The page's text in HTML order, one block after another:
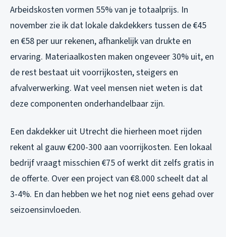
Arbeidskosten vormen 55% van je totaalprijs. In
november zie ik dat lokale dakdekkers tussen de €45
en €58 per uur rekenen, afhankelijk van drukte en
ervaring. Materiaalkosten maken ongeveer 30% uit, en
de rest bestaat uit voorrijkosten, steigers en
afvalverwerking. Wat veel mensen niet weten is dat
deze componenten onderhandelbaar zijn.
Een dakdekker uit Utrecht die hierheen moet rijden
rekent al gauw €200-300 aan voorrijkosten. Een lokaal
bedrijf vraagt misschien €75 of werkt dit zelfs gratis in
de offerte. Over een project van €8.000 scheelt dat al
3-4%. En dan hebben we het nog niet eens gehad over
seizoensinvloeden.